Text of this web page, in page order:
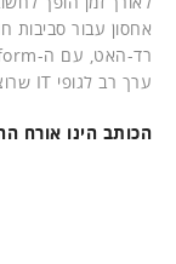
אחסון עבור סביבות
ערך רב לגופי IT שרוצים לעבוד עם מערך של פתרונות קוד פתוח".
הכותב הינו אורח